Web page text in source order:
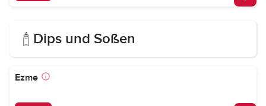
Dips und Soßen
Ezme